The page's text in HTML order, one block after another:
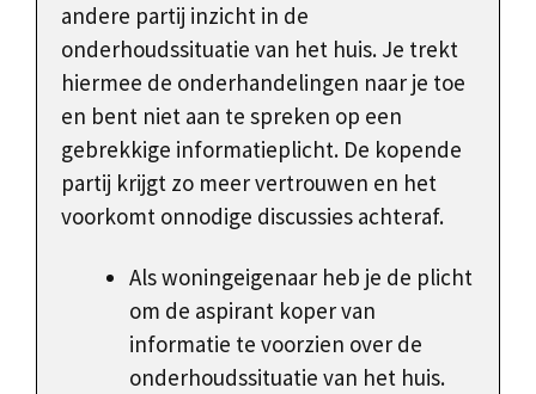
andere partij inzicht in de
onderhoudssituatie van het huis. Je trekt
hiermee de onderhandelingen naar je toe
en bent niet aan te spreken op een
gebrekkige informatieplicht. De kopende
partij krijgt zo meer vertrouwen en het
voorkomt onnodige discussies achteraf.
Als woningeigenaar heb je de plicht
om de aspirant koper van
informatie te voorzien over de
onderhoudssituatie van het huis.